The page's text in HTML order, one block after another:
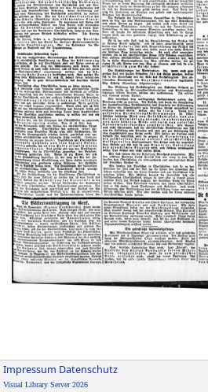
Impressum Datenschutz
Visual Library Server 2026